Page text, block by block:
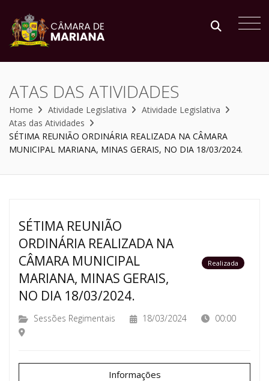
ATAS DAS ATIVIDADES
Home Atividade Legislativa
Atividade Legislativa
Atas das Atividades
SÉTIMA REUNIÃO ORDINÁRIA REALIZADA NA CÂMARA
MUNICIPAL MARIANA, MINAS GERAIS, NO DIA 18/03/2024.
SÉTIMA REUNIÃO
ORDINÁRIA REALIZADA NA
CÂMARA MUNICIPAL
MARIANA, MINAS GERAIS,
NO DIA 18/03/2024.
Realizada
Sessões Regimentais 18/03/2024 00:00
Informações